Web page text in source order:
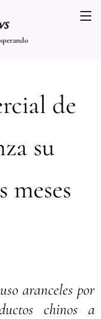
de
su
meses
aranceles por
chinos a